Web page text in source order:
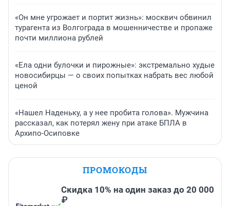
«Он мне угрожает и портит жизнь»: москвич обвинил
турагента из Волгограда в мошенничестве и пропаже
почти миллиона рублей
«Ела одни булочки и пирожные»: экстремально худые
новосибирцы — о своих попытках набрать вес любой
ценой
«Нашел Наденьку, а у нее пробита голова». Мужчина
рассказал, как потерял жену при атаке БПЛА в
Архипо-Осиповке
ПРОМОКОДЫ
Скидка 10% на один заказ до 20 000
₽